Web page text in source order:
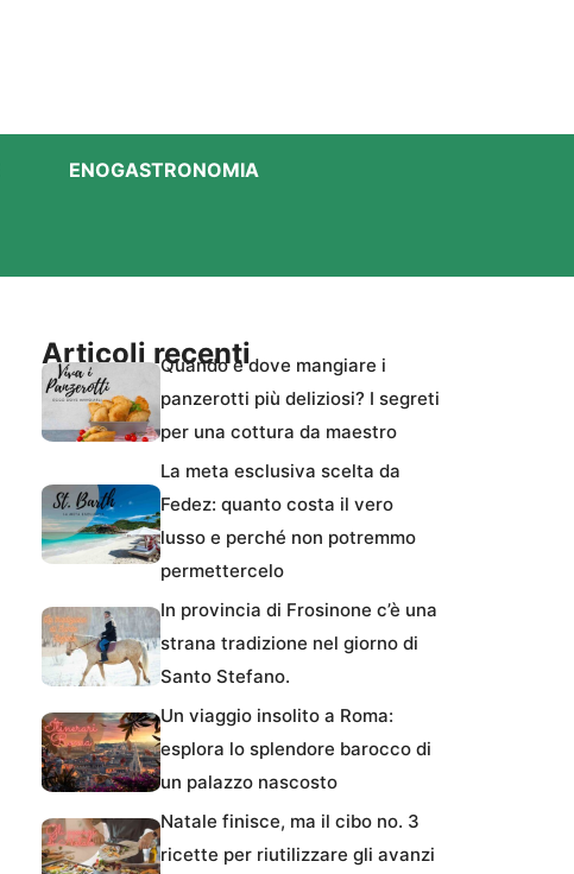
ENOGASTRONOMIA
Articoli recentiQuando e dove mangiare i
panzerotti più deliziosi? I segreti
per una cottura da maestro
La meta esclusiva scelta da
Fedez: quanto costa il vero
lusso e perché non potremmo
permettercelo
In provincia di Frosinone c’è una
strana tradizione nel giorno di
Santo Stefano.
Un viaggio insolito a Roma:
esplora lo splendore barocco di
un palazzo nascosto
Natale finisce, ma il cibo no. 3
ricette per riutilizzare gli avanzi